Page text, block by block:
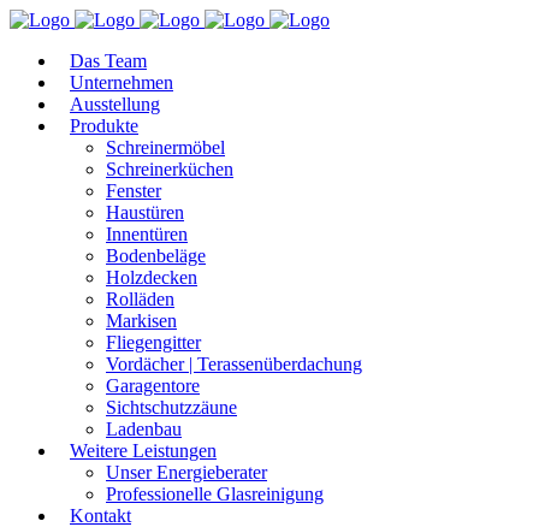
Das Team
Unternehmen
Ausstellung
Produkte
Schreinermöbel
Schreinerküchen
Fenster
Haustüren
Innentüren
Bodenbeläge
Holzdecken
Rolläden
Markisen
Fliegengitter
Vordächer | Terassenüberdachung
Garagentore
Sichtschutzzäune
Ladenbau
Weitere Leistungen
Unser Energieberater
Professionelle Glasreinigung
Kontakt